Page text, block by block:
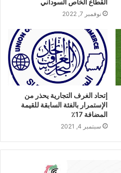
القطاع الخاص السوداني
نوفمبر 7, 2022
إتحاد الغرف التجارية يحذر من
الإستمرار بالفئة السابقة للقيمة
المضافة 17٪؜
سبتمبر 4, 2021